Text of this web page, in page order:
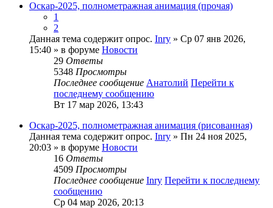
Оскар-2025, полнометражная анимация (прочая)
1
2
Данная тема содержит опрос. Inry » Ср 07 янв 2026,
15:40 » в форуме Новости
29 Ответы
5348 Просмотры
Последнее сообщение Анатолий Перейти к
последнему сообщению
Вт 17 мар 2026, 13:43
Оскар-2025, полнометражная анимация (рисованная)
Данная тема содержит опрос. Inry » Пн 24 ноя 2025,
20:03 » в форуме Новости
16 Ответы
4509 Просмотры
Последнее сообщение Inry Перейти к последнему
сообщению
Ср 04 мар 2026, 20:13